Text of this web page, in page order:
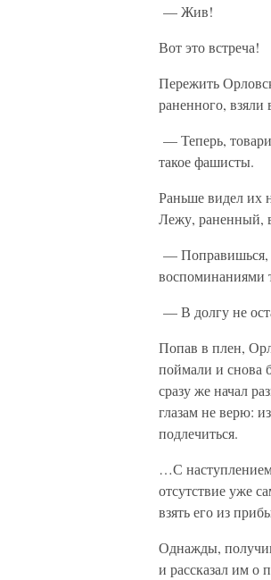
— Жив!
Вот это встреча!
Пережить
раненного, взяли
— Теперь,
такое фашисты.
Раньше видел их
Лежу, раненный,
— Поправишься,
воспоминаниями
— В долгу не
Попав в плен,
поймали и снова
сразу же начал
глазам не верю:
подлечиться.
…С
отсутствие уже
взять его из
Однажды,
и рассказал им о